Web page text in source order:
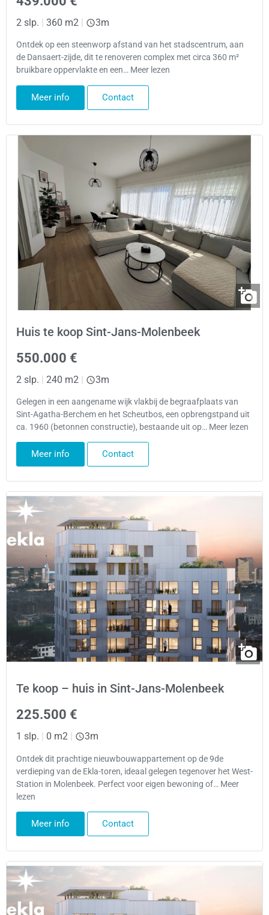
2 slp. | 360 m2 | 3m
Ontdek op een steenworp afstand van het stadscentrum, aan
de Dansaert-zijde, dit te renoveren complex met circa 360 m²
bruikbare oppervlakte en een… Meer lezen
Meer info Contact
Huis te koop Sint-Jans-Molenbeek
550.000 €
2 slp. | 240 m2 | 3m
Gelegen in een aangename wijk vlakbij de begraafplaats van
Sint-Agatha-Berchem en het Scheutbos, een opbrengstpand uit
ca. 1960 (betonnen constructie), bestaande uit op… Meer lezen
Meer info Contact
Te koop – huis in Sint-Jans-Molenbeek
225.500 €
1 slp. 0 m2 3m
Ontdek dit prachtige nieuwbouwappartement op de 9de
verdieping van de Ekla-toren, ideaal gelegen tegenover het West-
Station in Molenbeek. Perfect voor eigen bewoning of… Meer
lezen
Meer info Contact